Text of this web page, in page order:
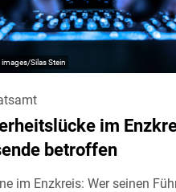
Silas Stein
im
betroffen
im Enzkreis: Wer seinen